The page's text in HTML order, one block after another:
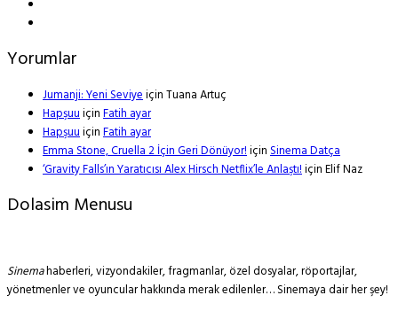
Yorumlar
Jumanji: Yeni SeviyeiçinTuana Artuç
HapşuuiçinFatih ayar
HapşuuiçinFatih ayar
Emma Stone, Cruella 2 İçin Geri Dönüyor!içinSinema Datça
‘Gravity Falls’ın Yaratıcısı Alex Hirsch Netflix’le Anlaştı!içinElif Naz
Dolasim Menusu
Sinemahaberleri, vizyondakiler, fragmanlar, özel dosyalar, röportajlar,
yönetmenler ve oyuncular hakkında merak edilenler… Sinemaya dair her şey!